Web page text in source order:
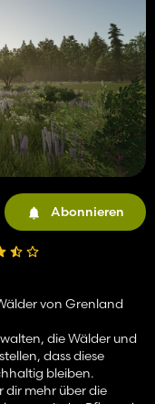
Abonnieren
von Grenland
die Wälder und
dass diese
bleiben.
dir mehr über die